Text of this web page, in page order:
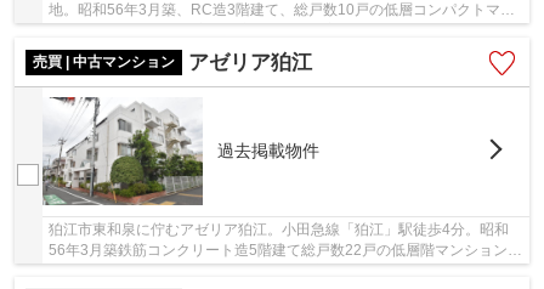
地。昭和56年3月築、RC造3階建て、総戸数10戸の低層コンパクトマン
ション。閑静な低層住宅地に立地し、落ち着いた生...
売買 | 中古マンション
アゼリア狛江
過去掲載物件
狛江市東和泉に佇むアゼリア狛江。小田急線「狛江」駅徒歩4分。昭和
56年3月築鉄筋コンクリート造5階建て総戸数22戸の低層階マンションで
す。駅からもほど近く、通勤通学など都心部への...